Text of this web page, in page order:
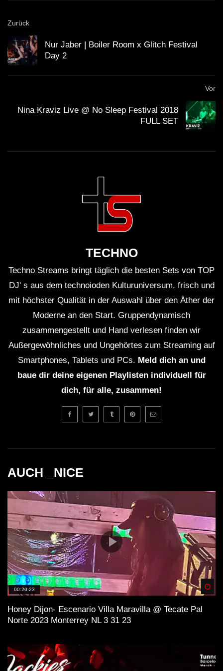
ＨＯＵＳＥ 7 (Lo-Fi House Mix)
𝟒:𝟐𝟎 𝟒/𝟐𝟎/𝟐𝟎𝟐𝟎 (Lo-Fi House Mix)
ＨＯＵＳＥ 9 (Lo-Fi House Mix)
ＨＯＵＳＥ 8 (Lo-Fi House Mix)
Mix)
H O U S E 4 (Lo-Fi House Mix)
ＳＯ ＨＩＧＨ (Lo-Fi House Mix) |
Kiffen Beats
Zurück
Nur Jaber | Boiler Room x Glitch Festival
Day 2
Vor
Nina Kraviz Live @ No Sleep Festival 2018
FULL SET
TECHNO
Techno Streams bringt täglich die besten Sets von TOP
DJ' s aus dem technoioden Kulturuniversum, frisch und
mit höchster Qualität in der Auswahl über den Äther der
Moderne an den Start. Gruppendynamisch
zusammengestellt und Hand verlesen finden wir
Außergewöhnliches und Ungehörtes zum Streaming auf
Smartphones, Tablets und PCs. Meld dich an und
baue dir deine eigenen Playlisten individuell für
dich, für alle, zusammen!
AUCH _NICE
00:20:23
Honey Dijon- Escenario Villa Maravilla @ Tecate Pal
Norte 2023 Monterrey NL 3 31 23